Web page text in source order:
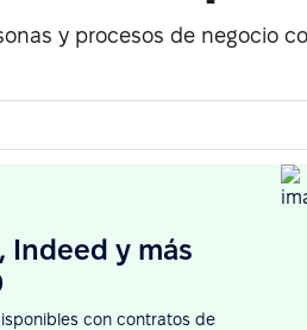
y procesos de negocio
Indeed y más
con contratos de